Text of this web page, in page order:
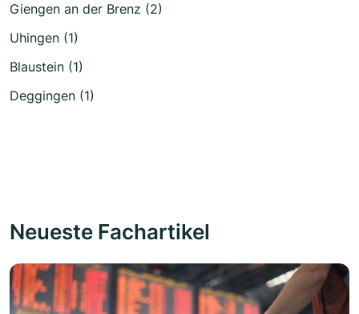
Giengen an der Brenz (2)
Uhingen (1)
Blaustein (1)
Deggingen (1)
Neueste Fachartikel